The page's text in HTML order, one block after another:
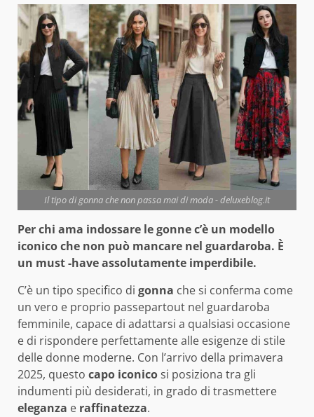
Il tipo di gonna che non passa mai di moda - deluxeblog.it
Per chi ama indossare le gonne c’è un modello
iconico che non può mancare nel guardaroba. È
un must -have assolutamente imperdibile.
C’è un tipo specifico di gonna che si conferma come
un vero e proprio passepartout nel guardaroba
femminile, capace di adattarsi a qualsiasi occasione
e di rispondere perfettamente alle esigenze di stile
delle donne moderne. Con l’arrivo della primavera
2025, questo capo iconicosi posiziona tra gli
indumenti più desiderati, in grado di trasmettere
eleganza e raffinatezza.